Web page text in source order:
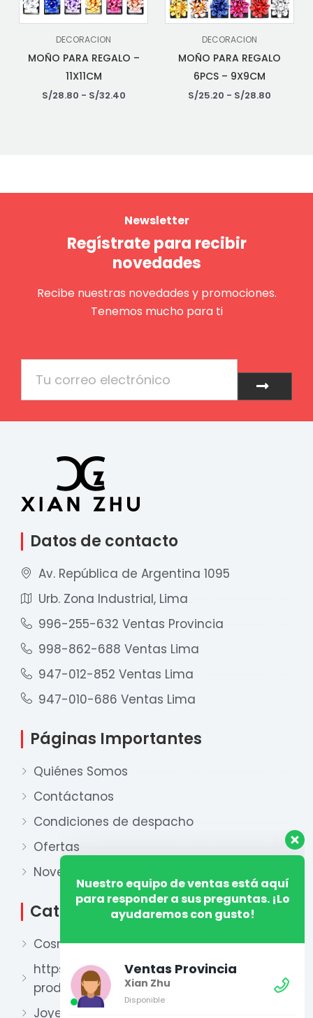
DECORACION
MOÑO PARA REGALO –
11X11CM
S/28.80 - S/32.40
DECORACION
MOÑO PARA REGALO
6PCS – 9X9CM
S/25.20 - S/28.80
Newsletter
Regístrate para recibir
novedades
Recibe nuestras novedades y promociones.
Tenemos mucho para ti
Enviar
Datos de contacto
Av. República de Argentina 1095
Urb. Zona Industrial, Lima
996-255-632 Ventas Provincia
998-862-688 Ventas Lima
947-012-852 Ventas Lima
947-010-686 Ventas Lima
Páginas Importantes
Quiénes Somos
Contáctanos
Condiciones de despacho
Ofertas
Novedades
Categorías
Cosmética
https://xianzhu.pe/categoria-
producto/perfumeria-2/
Joyería
Nuestro equipo de ventas está aquí
ayudaremos con gusto!
Disponible
Ventas Lima 1
Xian Zhu